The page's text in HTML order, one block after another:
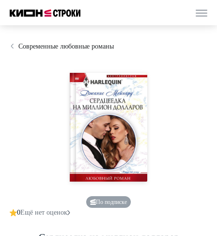
Современные любовные романы
По подписке
0Ещё нет оценок